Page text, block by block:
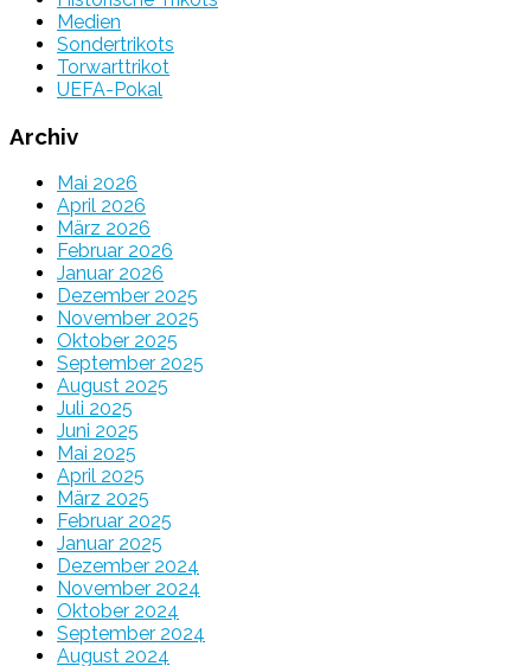
Medien
Sondertrikots
Torwarttrikot
UEFA-Pokal
Archiv
Mai 2026
April 2026
März 2026
Februar 2026
Januar 2026
Dezember 2025
November 2025
Oktober 2025
September 2025
August 2025
Juli 2025
Juni 2025
Mai 2025
April 2025
März 2025
Februar 2025
Januar 2025
Dezember 2024
November 2024
Oktober 2024
September 2024
August 2024